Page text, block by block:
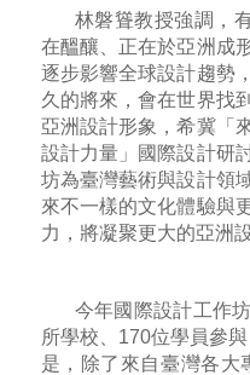
林磐聳教授強調，
在醞釀、正在於亞洲成
逐步影響全球設計趨勢
久的將來，會在世界找
亞洲設計形象，希冀「
設計力量」國際設計研
坊為臺灣藝術與設計領
來不一樣的文化體驗與
力，將凝聚更大的亞洲
今年國際設計工作
所學校、170位學員參
是，除了來自臺灣各大